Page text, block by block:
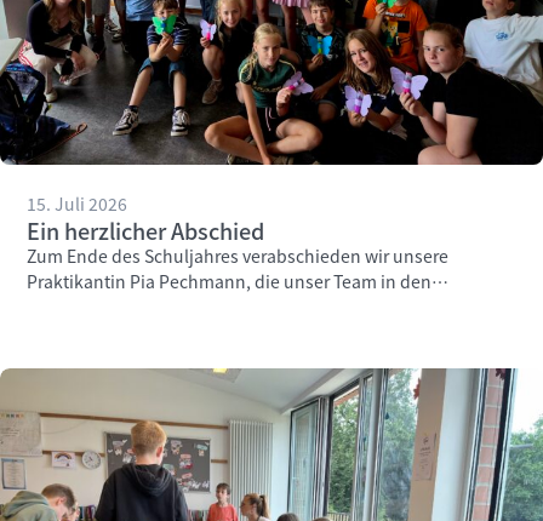
15. Juli 2026
Ein herzlicher Abschied
Zum Ende des Schuljahres verabschieden wir unsere
Praktikantin Pia Pechmann, die unser Team in den